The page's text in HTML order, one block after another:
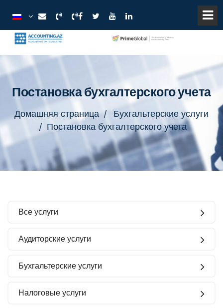
Постановка бухгалтерского учета
Домашняя страница
Бухгальтерские услуги
Постановка бухгалтерского учета
Все услуги
Аудиторские услуги
Бухгальтерские услуги
Налоговые услуги